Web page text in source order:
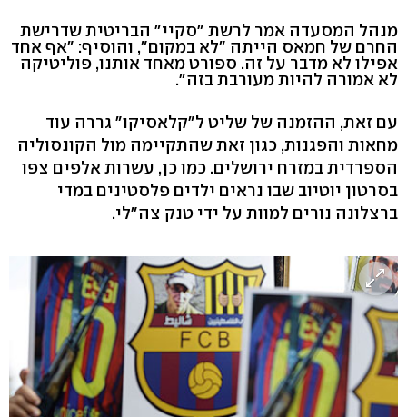
מנהל המסעדה אמר לרשת "סקיי" הבריטית שדרישת
החרם של חמאס הייתה "לא במקום", והוסיף: "אף אחד
אפילו לא מדבר על זה. ספורט מאחד אותנו, פוליטיקה
לא אמורה להיות מעורבת בזה".
עם זאת, ההזמנה של שליט ל"קלאסיקו" גררה עוד
מחאות והפגנות, כגון זאת שהתקיימה מול הקונסוליה
הספרדית במזרח ירושלים. כמו כן, עשרות אלפים צפו
בסרטון יוטיוב שבו נראים ילדים פלסטינים במדי
ברצלונה נורים למוות על ידי טנק צה"לי.